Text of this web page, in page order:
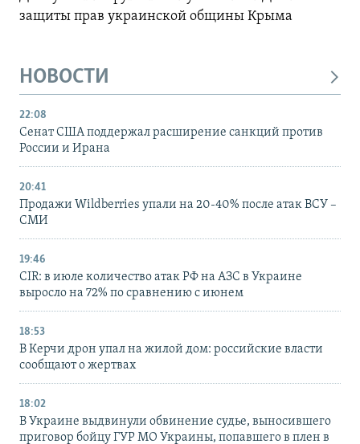
защиты прав украинской общины Крыма
НОВОСТИ
22:08
Сенат США поддержал расширение санкций против
России и Ирана
20:41
Продажи Wildberries упали на 20-40% после атак ВСУ –
СМИ
19:46
CIR: в июле количество атак РФ на АЗС в Украине
выросло на 72% по сравнению с июнем
18:53
В Керчи дрон упал на жилой дом: российские власти
сообщают о жертвах
18:02
В Украине выдвинули обвинение судье, выносившего
приговор бойцу ГУР МО Украины, попавшего в плен в